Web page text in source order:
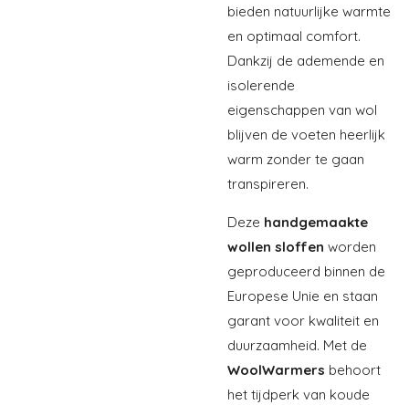
bieden natuurlijke warmte
en optimaal comfort.
Dankzij de ademende en
isolerende
eigenschappen van wol
blijven de voeten heerlijk
warm zonder te gaan
transpireren.
Deze handgemaakte
wollen sloffen worden
geproduceerd binnen de
Europese Unie en staan
garant voor kwaliteit en
duurzaamheid. Met de
WoolWarmers behoort
het tijdperk van koude